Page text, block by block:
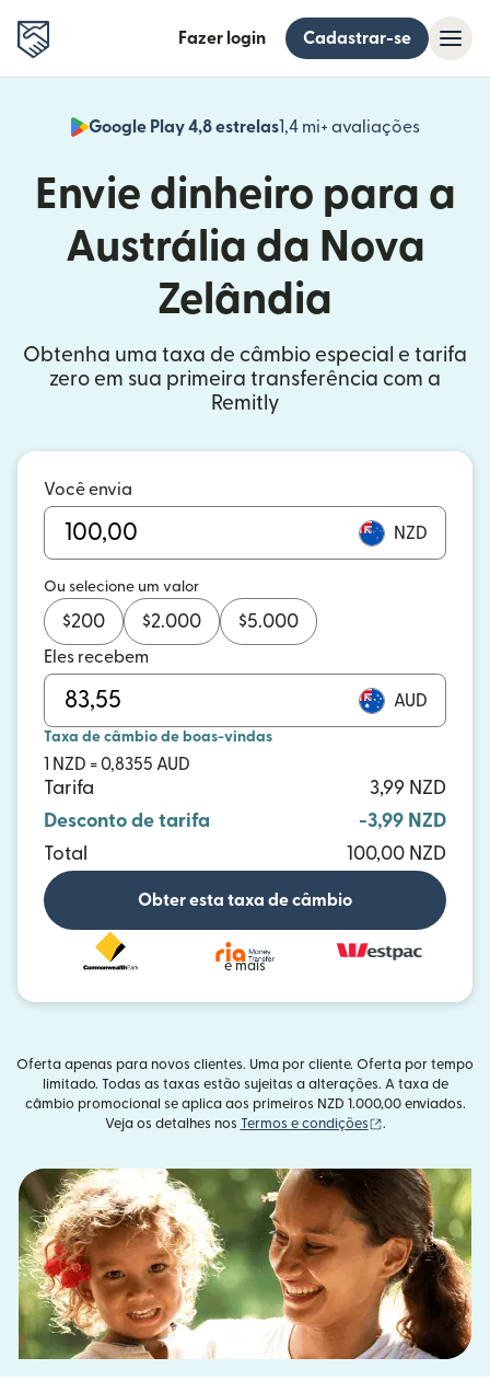
Fazer login Cadastrar-se
Google Play 4,8 estrelas1,4 mi+ avaliações
(abre
Envie dinheiro para a
Austrália da Nova
Zelândia
Obtenha uma taxa de câmbio especial e tarifa
zero em sua primeira transferência com a
Remitly
Você envia
NZD
Ou selecione um valor
$200 $2.000 $5.000
Eles recebem
AUD
Taxa de câmbio de boas-vindas
1 NZD = 0,8355 AUD
Tarifa
3,99 NZD
Desconto de tarifa
-3,99 NZD
Total
100,00 NZD
Obter esta taxa de câmbio
e mais
Oferta apenas para novos clientes. Uma por cliente. Oferta por tempo
limitado. Todas as taxas estão sujeitas a alterações. A taxa de
câmbio promocional se aplica aos primeiros NZD 1.000,00 enviados.
Veja os detalhes nos Termos e condições (abre em uma
.